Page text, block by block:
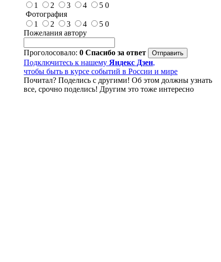
1
2 3 4 5 0
Фотография
1
2 3 4 5 0
Пожелания автору
Проголосовало: 0 Спасибо за ответ
Подключитесь к нашему Яндекс Дзен,
чтобы быть в курсе событий в России и мире
Почитал? Поделись с другими! Об этом должны узнать
все, срочно поделись! Другим это тоже интересно